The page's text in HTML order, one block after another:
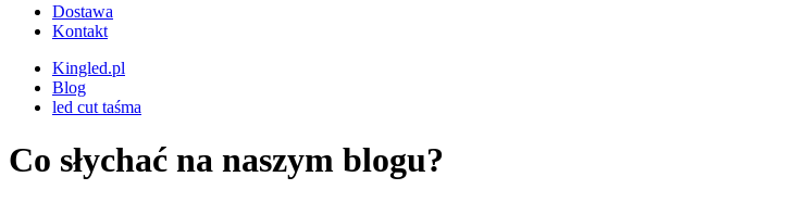
Dostawa
Kontakt
Kingled.pl
Blog
led cut taśma
Co słychać na naszym blogu?